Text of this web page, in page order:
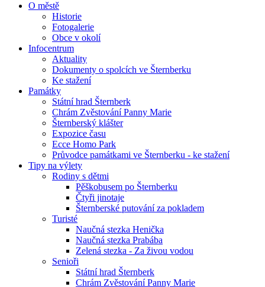
O městě
Historie
Fotogalerie
Obce v okolí
Infocentrum
Aktuality
Dokumenty o spolcích ve Šternberku
Ke stažení
Památky
Státní hrad Šternberk
Chrám Zvěstování Panny Marie
Šternberský klášter
Expozice času
Ecce Homo Park
Průvodce památkami ve Šternberku - ke stažení
Tipy na výlety
Rodiny s dětmi
Pěškobusem po Šternberku
Čtyři jinotaje
Šternberské putování za pokladem
Turisté
Naučná stezka Henička
Naučná stezka Prabába
Zelená stezka - Za živou vodou
Senioři
Státní hrad Šternberk
Chrám Zvěstování Panny Marie